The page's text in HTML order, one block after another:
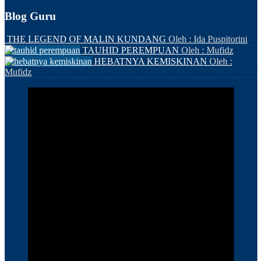
Blog Guru
THE LEGEND OF MALIN KUNDANG Oleh : Ida Puspitorini
TAUHID PEREMPUAN Oleh : Mufidz
HEBATNYA KEMISKINAN Oleh :
Mufidz